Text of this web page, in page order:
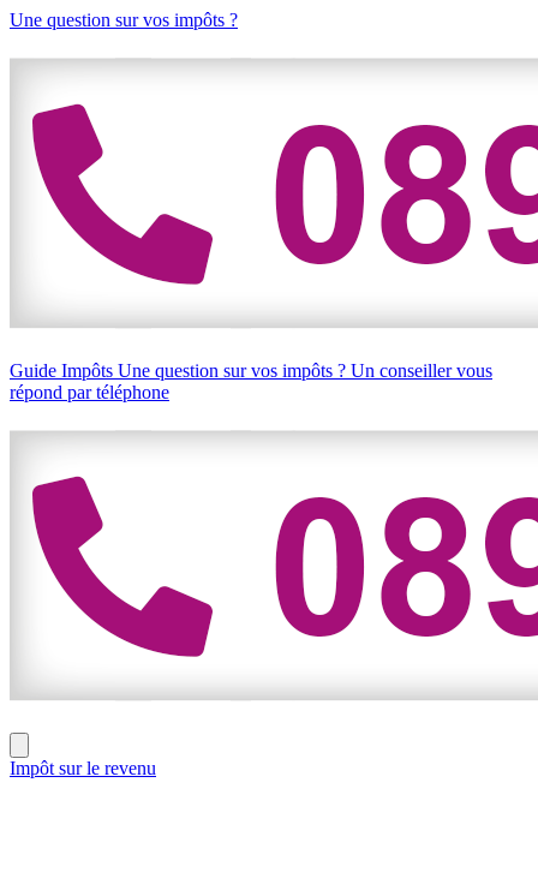
Une question sur vos impôts ?
Guide Impôts Une question sur vos impôts ? Un conseiller vous
répond par téléphone
Impôt sur le revenu